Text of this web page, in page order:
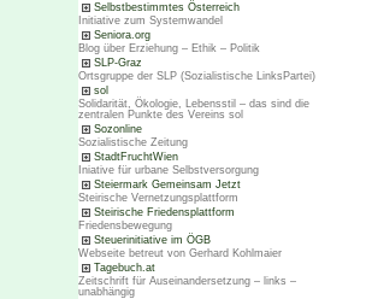
Selbstbestimmtes Österreich
Initiative zum Systemwandel
Seniora.org
Blog über Erziehung – Ethik – Politik
SLP-Graz
Ortsgruppe der SLP (Sozialistische LinksPartei)
sol
Solidarität, Ökologie, Lebensstil – das sind die
zentralen Punkte des Vereins sol
Sozonline
Sozialistische Zeitung
StadtFruchtWien
Iniative für urbane Selbstversorgung
Steiermark Gemeinsam Jetzt
Steirische Vernetzungsplattform
Steirische Friedensplattform
Friedensbewegung
Steuerinitiative im ÖGB
Webseite betreut von Gerhard Kohlmaier
Tagebuch.at
Zeitschrift für Auseinandersetzung – links –
unabhängig